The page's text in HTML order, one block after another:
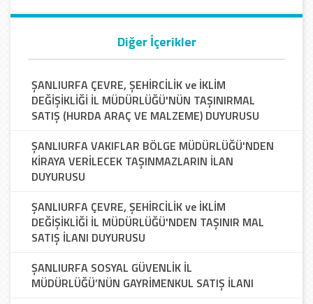
Diğer İçerikler
ŞANLIURFA ÇEVRE, ŞEHİRCİLİK ve İKLİM
DEĞİŞİKLİĞİ İL MÜDÜRLÜĞÜ'NÜN TAŞINIRMAL
SATIŞ (HURDA ARAÇ VE MALZEME) DUYURUSU
ŞANLIURFA VAKIFLAR BÖLGE MÜDÜRLÜĞÜ'NDEN
KİRAYA VERİLECEK TAŞINMAZLARIN İLAN
DUYURUSU
ŞANLIURFA ÇEVRE, ŞEHİRCİLİK ve İKLİM
DEĞİŞİKLİĞİ İL MÜDÜRLÜĞÜ'NDEN TAŞINIR MAL
SATIŞ İLANI DUYURUSU
ŞANLIURFA SOSYAL GÜVENLİK İL
MÜDÜRLÜĞÜ’NÜN GAYRİMENKUL SATIŞ İLANI